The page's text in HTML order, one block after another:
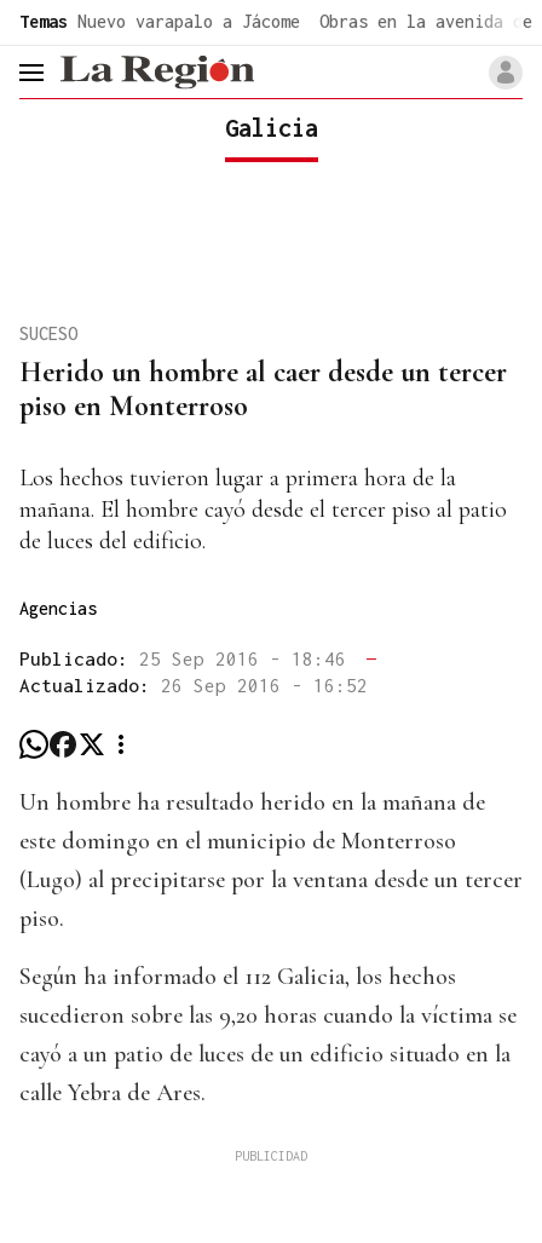
Temas Nuevo varapalo a Jácome Obras en la avenida de
header.menu.open
Galicia
Herido un hombre al caer desde un tercer
piso en Monterroso
SUCESO
Los hechos tuvieron lugar a primera hora de la
mañana. El hombre cayó desde el tercer piso al patio
de luces del edificio.
Agencias
Publicado: 25 Sep 2016 - 18:46
—
Actualizado: 26 Sep 2016 - 16:52
Un hombre ha resultado herido en la mañana de
este domingo en el municipio de Monterroso
(Lugo) al precipitarse por la ventana desde un tercer
piso.
Según ha informado el 112 Galicia, los hechos
sucedieron sobre las 9,20 horas cuando la víctima se
cayó a un patio de luces de un edificio situado en la
calle Yebra de Ares.